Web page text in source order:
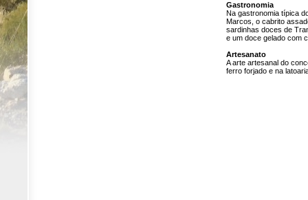
Gastronomia
Na gastronomia típica
Marcos, o cabrito
sardinhas doces de
e um doce gelado com
Artesanato
A arte artesanal do
ferro forjado e na